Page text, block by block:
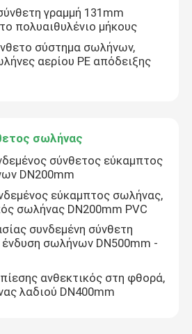
σωλήνες
σωλήνας
υψηλής πίεσης
σωλήνας
σύνθετος σωλήνας
γραμμή 131mm
πολυαιθυλένιο μήκους
σύστημα σωλήνων,
αερίου PE απόδειξης
σωλήνας
σύνθετος εύκαμπτος
DN200mm
εύκαμπτος σωλήνας,
σωλήνας DN200mm PVC
συνδεμένη σύνθετη
σωλήνων DN500mm -
ανθεκτικός στη φθορά,
λαδιού DN400mm